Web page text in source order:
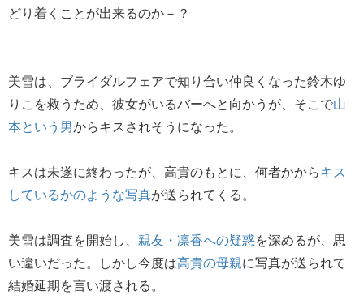
どり着くことが出来るのか－？
美雪は、ブライダルフェアで知り合い仲良くなった鈴木ゆ
りこを救うため、彼女がいるバーへと向かうが、そこで山
本という男からキスされそうになった。
キスは未遂に終わったが、高貴のもとに、何者かからキス
しているかのような写真が送られてくる。
美雪は調査を開始し、 親友・凛香への疑惑を深めるが、思
い違いだった。しかし今度は高貴の母親に写真が送られて
結婚延期を言い渡される。